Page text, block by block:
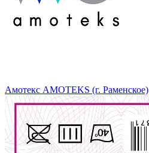
Амотекс AMOTEKS (г. Раменское)